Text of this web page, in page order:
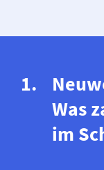
Was
im